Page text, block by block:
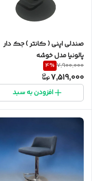
صندلی اپنی ( کانتر ) جک دار
پالونیا مدل خوشه
7,900,000
4%
7,519,000
افزودن به سبد